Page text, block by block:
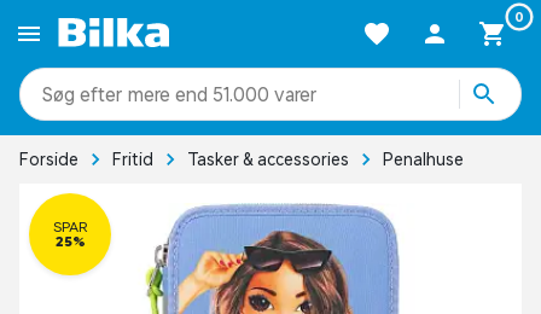
0
mere end 51.000 varer
Forside Fritid Tasker & accessories Penalhuse
SPAR
25%